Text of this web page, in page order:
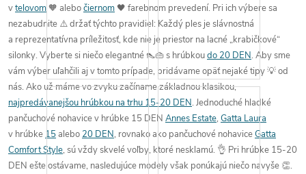
vtelovom🧡 alebočiernom🖤 farebnom prevedení. Pri ich výbere sa
nezabudnite ⚠️držať týchto pravidiel: Každý ples je slávnostná
a reprezentatívna príležitosť, kde nie je priestor na lacné„krabičkové“
silonky. Vyberte si niečo elegantné👠👜 s hrúbkoudo 20 DEN. Aby sme
vám výber uľahčili aj v tomto prípade, pridávameopäťnejaké tipy💡 od
nás. Ako už máme vo zvykuzačínamezákladnou klasikou,
najpredávanejšou hrúbkou na trhu 15-20 DEN. Jednoduché hladké
pančuchové nohavice v hrúbke 15 DEN Annes Estate, Gatta Laura
v hrúbke 15 alebo 20 DEN, rovnako ako pančuchové nohaviceGatta
Comfort Style, sú vždy skvelévoľby, ktoré nesklamú. 👌 Pri hrúbke 15-20
DEN ešte ostávame, nasledujúce modelyvšak ponúkajú niečo navyše 👏.